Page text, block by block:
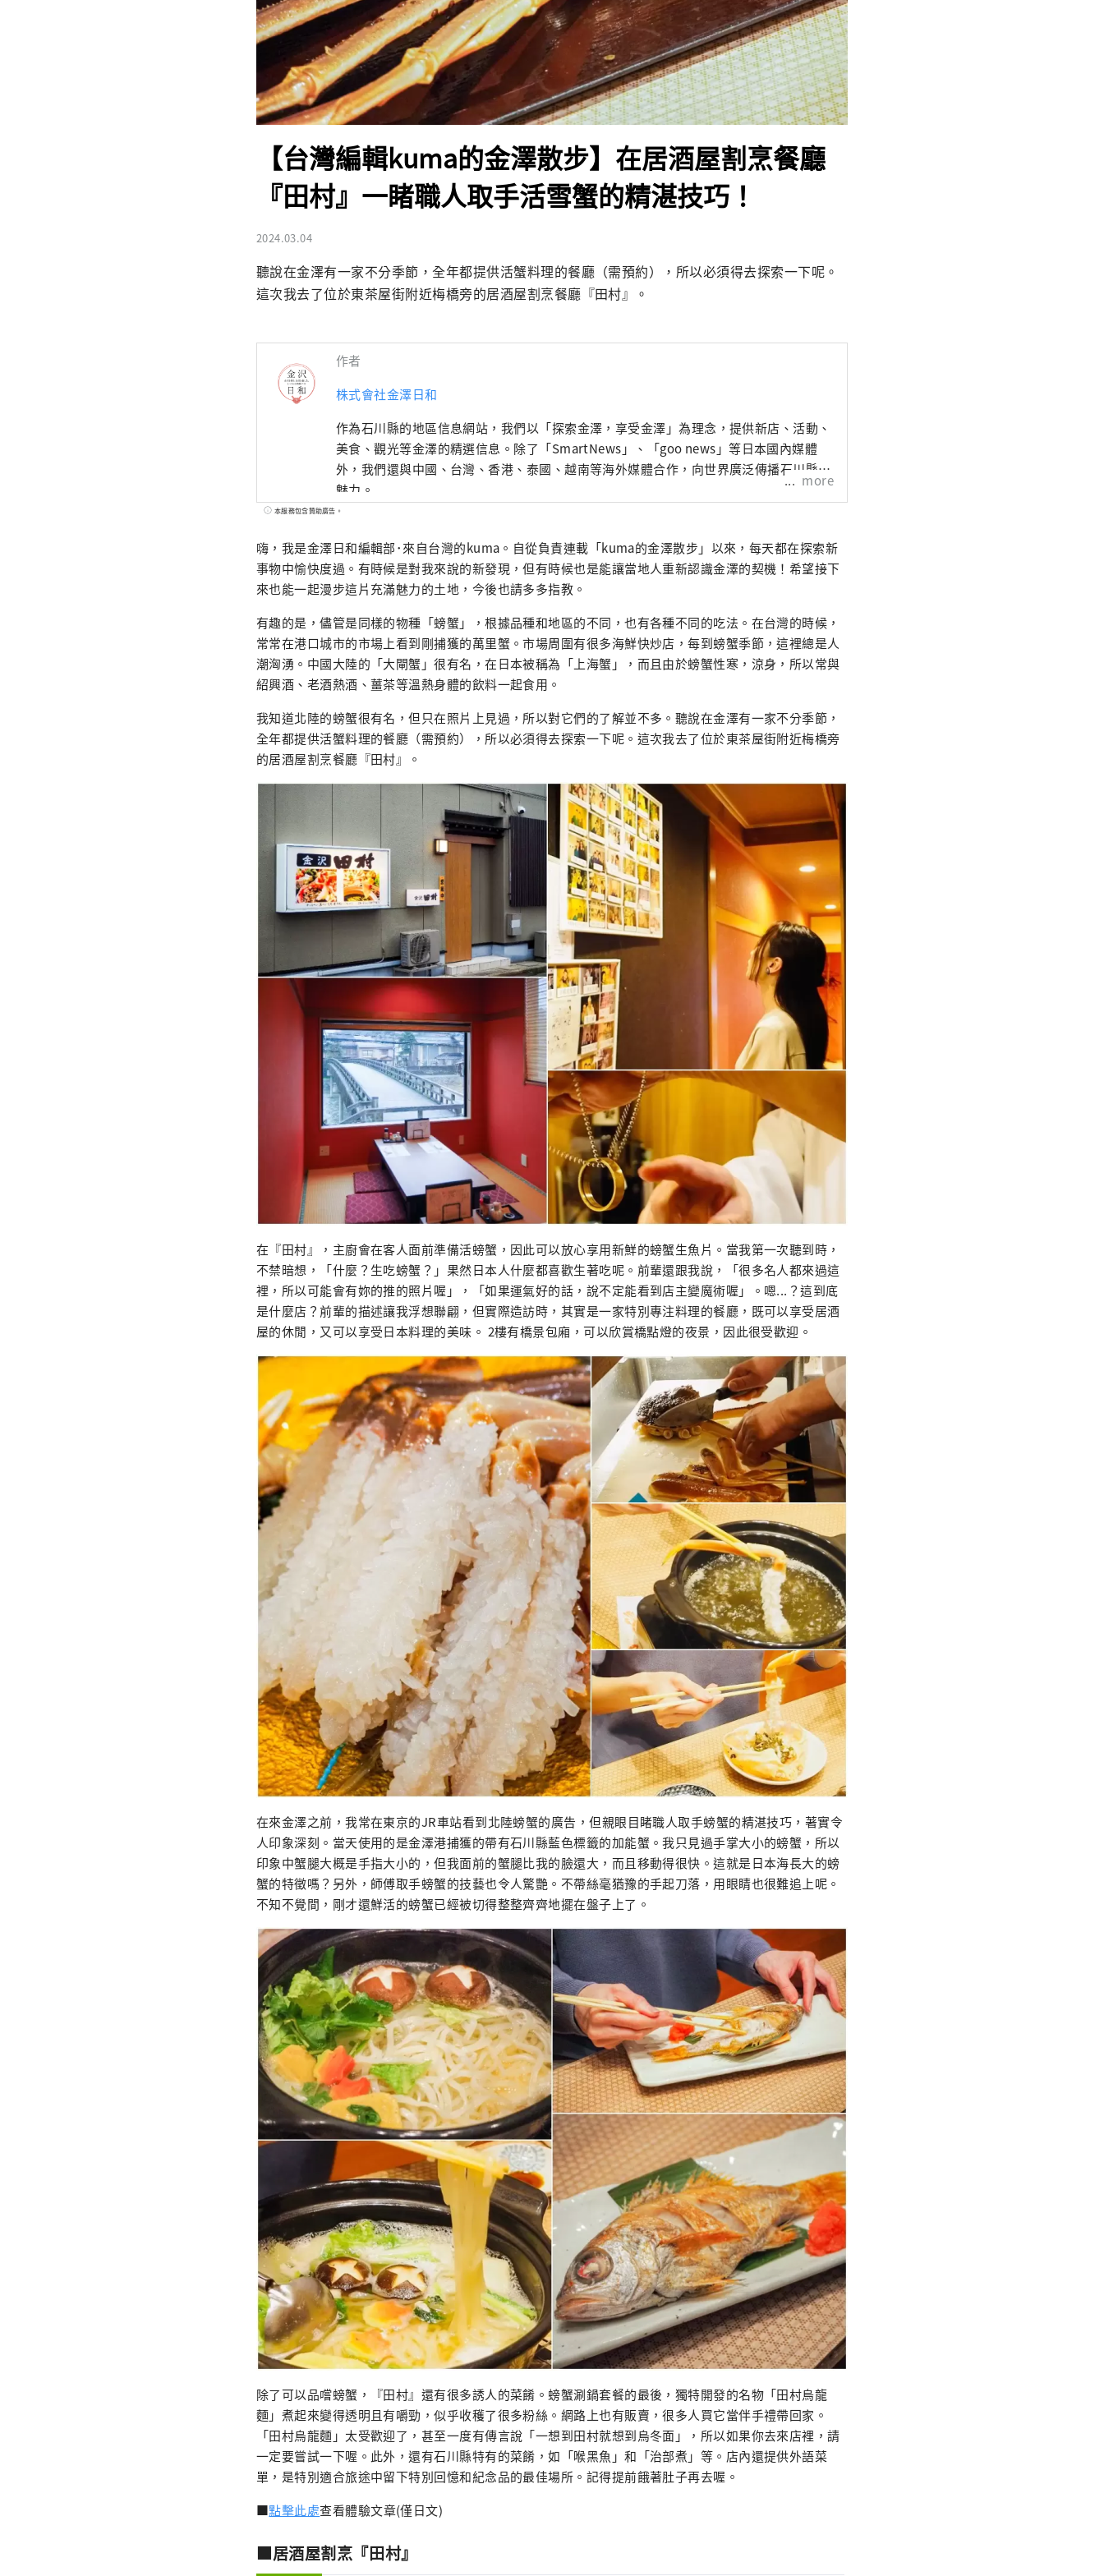
【台灣編輯kuma的金澤散步】在居酒屋割烹餐廳
『田村』一睹職人取手活雪蟹的精湛技巧！
2024.03.04
聽說在金澤有一家不分季節，全年都提供活蟹料理的餐廳（需預約），所以必須得去探索一下呢。
這次我去了位於東茶屋街附近梅橋旁的居酒屋割烹餐廳『田村』。
作者
株式會社金澤日和
作為石川縣的地區信息網站，我們以「探索金澤，享受金澤」為理念，提供新店、活動、
美食、觀光等金澤的精選信息。除了「SmartNews」、「goo news」等日本國內媒體
外，我們還與中國、台灣、香港、泰國、越南等海外媒體合作，向世界廣泛傳播石川縣的
魅力。
more
本服務包含贊助廣告。
嗨，我是金澤日和編輯部･來自台灣的kuma。自從負責連載「kuma的金澤散步」以來，每天都在探索新
事物中愉快度過。有時候是對我來說的新發現，但有時候也是能讓當地人重新認識金澤的契機！希望接下
來也能一起漫步這片充滿魅力的土地，今後也請多多指教。
有趣的是，儘管是同樣的物種「螃蟹」，根據品種和地區的不同，也有各種不同的吃法。在台灣的時候，
常常在港口城市的市場上看到剛捕獲的萬里蟹。市場周圍有很多海鮮快炒店，每到螃蟹季節，這裡總是人
潮洶湧。中國大陸的「大閘蟹」很有名，在日本被稱為「上海蟹」，而且由於螃蟹性寒，涼身，所以常與
紹興酒、老酒熱酒、薑茶等溫熱身體的飲料一起食用。
我知道北陸的螃蟹很有名，但只在照片上見過，所以對它們的了解並不多。聽說在金澤有一家不分季節，
全年都提供活蟹料理的餐廳（需預約），所以必須得去探索一下呢。這次我去了位於東茶屋街附近梅橋旁
的居酒屋割烹餐廳『田村』。
在『田村』，主廚會在客人面前準備活螃蟹，因此可以放心享用新鮮的螃蟹生魚片。當我第一次聽到時，
不禁暗想，「什麼？生吃螃蟹？」果然日本人什麼都喜歡生著吃呢。前輩還跟我說，「很多名人都來過這
裡，所以可能會有妳的推的照片喔」，「如果運氣好的話，說不定能看到店主變魔術喔」。嗯...？這到底
是什麼店？前輩的描述讓我浮想聯翩，但實際造訪時，其實是一家特別專注料理的餐廳，既可以享受居酒
屋的休閒，又可以享受日本料理的美味。 2樓有橋景包廂，可以欣賞橋點燈的夜景，因此很受歡迎。
在來金澤之前，我常在東京的JR車站看到北陸螃蟹的廣告，但親眼目睹職人取手螃蟹的精湛技巧，著實令
人印象深刻。當天使用的是金澤港捕獲的帶有石川縣藍色標籤的加能蟹。我只見過手掌大小的螃蟹，所以
印象中蟹腿大概是手指大小的，但我面前的蟹腿比我的臉還大，而且移動得很快。這就是日本海長大的螃
蟹的特徵嗎？另外，師傅取手螃蟹的技藝也令人驚艷。不帶絲毫猶豫的手起刀落，用眼睛也很難追上呢。
不知不覺間，剛才還鮮活的螃蟹已經被切得整整齊齊地擺在盤子上了。
除了可以品嚐螃蟹，『田村』還有很多誘人的菜餚。螃蟹涮鍋套餐的最後，獨特開發的名物「田村烏龍
麵」煮起來變得透明且有嚼勁，似乎收穫了很多粉絲。網路上也有販賣，很多人買它當伴手禮帶回家。
「田村烏龍麵」太受歡迎了，甚至一度有傳言說「一想到田村就想到烏冬面」，所以如果你去來店裡，請
一定要嘗試一下喔。此外，還有石川縣特有的菜餚，如「喉黑魚」和「治部煮」等。店內還提供外語菜
單，是特別適合旅途中留下特別回憶和紀念品的最佳場所。記得提前餓著肚子再去喔。
■點擊此處查看體驗文章(僅日文)
■居酒屋割烹『田村』